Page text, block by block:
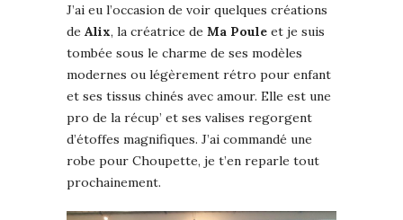
J’ai eu l’occasion de voir quelques créations
de Alix, la créatrice de Ma Poule et je suis
tombée sous le charme de ses modèles
modernes ou légèrement rétro pour enfant
et ses tissus chinés avec amour. Elle est une
pro de la récup’ et ses valises regorgent
d’étoffes magnifiques. J’ai commandé une
robe pour Choupette, je t’en reparle tout
prochainement.